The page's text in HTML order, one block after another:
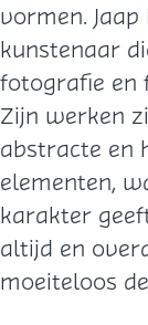
vormen.
kunstenaar
fotografie en
Zijn werken
abstracte en
elementen,
karakter
altijd en
moeiteloos